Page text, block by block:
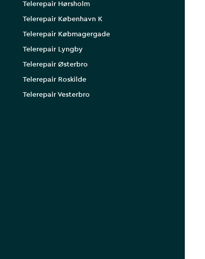
Telerepair Hørsholm
Telerepair København K
Telerepair Købmagergade
Telerepair Lyngby
Telerepair Østerbro
Telerepair Roskilde
Telerepair Vesterbro